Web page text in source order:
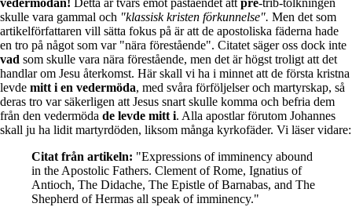
vedermödan! Detta är tvärs emot påståendet att pre-trib-tolkningen
skulle vara gammal och "klassisk kristen förkunnelse". Men det som
artikelförfattaren vill sätta fokus på är att de apostoliska fäderna hade
en tro på något som var "nära förestående". Citatet säger oss dock inte
vad som skulle vara nära förestående, men det är högst troligt att det
handlar om Jesu återkomst. Här skall vi ha i minnet att de första kristna
levde mitt i en vedermöda, med svåra förföljelser och martyrskap, så
deras tro var säkerligen att Jesus snart skulle komma och befria dem
från den vedermöda de levde mitt i. Alla apostlar förutom Johannes
skall ju ha lidit martyrdöden, liksom många kyrkofäder. Vi läser vidare:
Citat från artikeln: "Expressions of imminency abound
in the Apostolic Fathers. Clement of Rome, Ignatius of
Antioch, The Didache, The Epistle of Barnabas, and The
Shepherd of Hermas all speak of imminency."